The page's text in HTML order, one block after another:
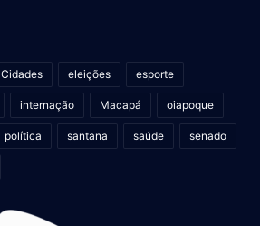
Cidades eleições esporte
internação Macapá oiapoque
política santana saúde senado